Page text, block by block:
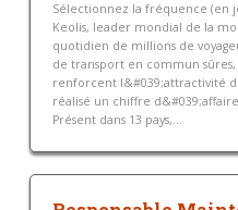
Sélectionnez la fréquence (en
Keolis, leader mondial de la
quotidien de millions de
de transport en commun
renforcent l&#039;attractivité
réalisé un chiffre
Présent dans 13 pays,...